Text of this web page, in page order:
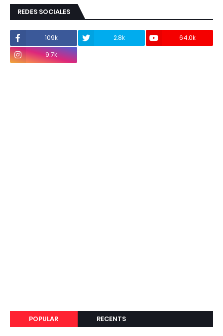
REDES SOCIALES
109k 2.8k
64.0k
9.7k
POPULAR RECENTS